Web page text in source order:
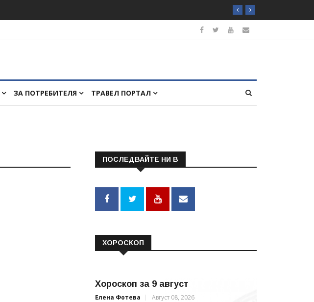
ЗА ПОТРЕБИТЕЛЯ ТРАВЕЛ ПОРТАЛ
ПОСЛЕДВАЙТЕ НИ В
ХОРОСКОП
Хороскоп за 9 август
Елена Фотева Август 08, 2026